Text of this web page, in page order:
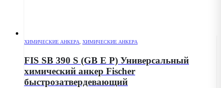
ХИМИЧЕСКИЕ АНКЕРА, ХИМИЧЕСКИЕ АНКЕРА
FIS SB 390 S (GB E P) Универсальный
химический анкер Fischer
быстрозатвердевающий